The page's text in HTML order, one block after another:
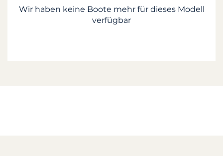
Wir haben keine Boote mehr für dieses Modell
verfügbar